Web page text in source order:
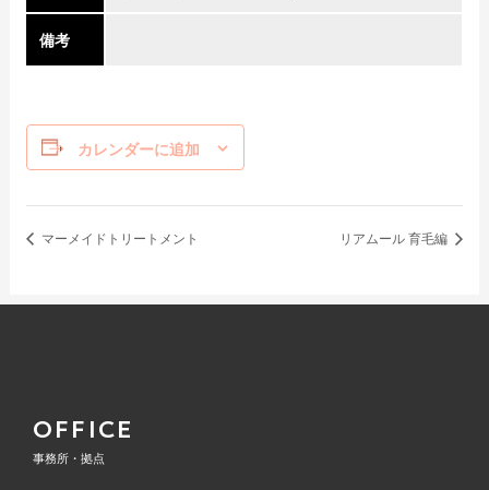
備考
カレンダーに追加
マーメイドトリートメント リアムール 育毛編
OFFICE
事務所・拠点